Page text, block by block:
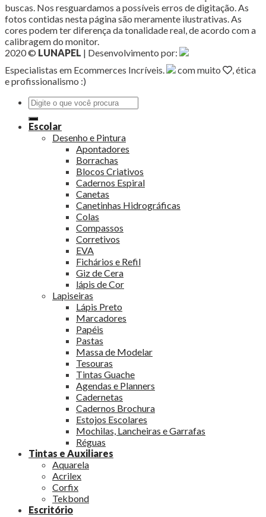
buscas. Nos resguardamos a possíveis erros de digitação. As
fotos contidas nesta página são meramente ilustrativas. As
cores podem ter diferença da tonalidade real, de acordo com a
calibragem do monitor.
2020 © LUNAPEL | Desenvolvimento por:
Especialistas em Ecommerces Incríveis.
com muito
, ética
e profissionalismo :)
Pesquisar
por:
Escolar
Desenho e Pintura
Apontadores
Borrachas
Blocos Criativos
Cadernos Espiral
Canetas
Canetinhas Hidrográficas
Colas
Compassos
Corretivos
EVA
Fichários e Refil
Giz de Cera
lápis de Cor
Lapiseiras
Lápis Preto
Marcadores
Papéis
Pastas
Massa de Modelar
Tesouras
Tintas Guache
Agendas e Planners
Cadernetas
Cadernos Brochura
Estojos Escolares
Mochilas, Lancheiras e Garrafas
Réguas
Tintas e Auxiliares
Aquarela
Acrilex
Corfix
Tekbond
Escritório